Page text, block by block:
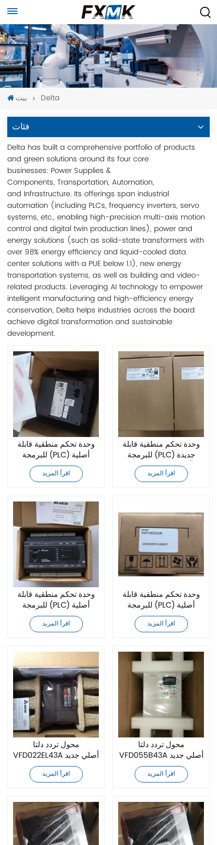
بيت Delta
فئات
Delta has built a comprehensive portfolio of products
and green solutions around its four core
businesses: Power Supplies &
Components, Transportation, Automation,
and Infrastructure. Its offerings span industrial
automation (including PLCs, frequency inverters, servo
systems, etc., enabling high-precision multi-axis motion
control and digital twin production lines), power and
energy solutions (such as solid-state transformers with
over 98% energy efficiency and liquid-cooled data
center solutions with a PUE below 1.1), new energy
transportation systems, as well as building and video-
related products. Leveraging AI technology to empower
intelligent manufacturing and high-efficiency energy
conservation, Delta helps industries across the board
achieve digital transformation and sustainable
development.
وحدة تحكم منطقية قابلة
للبرمجة (PLC) أصلية
جديدة من دلتا AX -
308EA
اقرأ المزيد
وحدة تحكم منطقية قابلة
للبرمجة (PLC) جديدة
أصلية من دلتا طراز
AS516E
اقرأ المزيد
وحدة تحكم منطقية قابلة
للبرمجة (PLC) أصلية
جديدة من دلتا طراز
DVP20EX200T
اقرأ المزيد
وحدة تحكم منطقية قابلة
للبرمجة (PLC) أصلية
جديدة من دلتا طراز
DVP24ES200R
اقرأ المزيد
محول تردد دلتا
VFD022EL43A أصلي جديد
اقرأ المزيد
محول تردد دلتا
VFD055B43A أصلي جديد
اقرأ المزيد